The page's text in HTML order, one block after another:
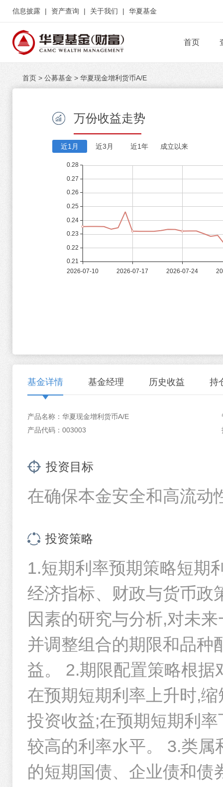
信息披露 | 资产查询 | 关于我们 | 华夏基金
首页
首页 > 公募基金 > 华夏现金增利货币A/E
万份收益走势
近1月 近3月 近1年 成立以来
基金详情 基金经理 历史收益 持
产品名称：华夏现金增利货币A/E
产品代码：003003
投资目标
在确保本金安全和高流动
投资策略
1.短期利率预期策略短期
经济指标、财政与货币政
因素的研究与分析,对未
并调整组合的期限和品种
益。 2.期限配置策略根
在预期短期利率上升时,
投资收益;在预期短期利
较高的利率水平。 3.类
的短期国债、企业债和债
邓子威 曲波
个人简介
职)、华夏天利货币市场基金基金经理(2020年6月4日起任职)
业存单AAA指数7天持有期证券投资基金基金经理(2022年5月
任期情况
基金经理 任期起
邓子威 2024-
管理基金
1.26%
七日年化
0.01元起 灵活存取
时间区间
今年以来
过去一月
过去半年
过去一年
过去三年
过去五年
成立以来
基金- 股票 -
债
其他 %
重仓股票
资产名称
重仓债券
债券名称
华夏现金增利证券投资基金2026年第二季度报告
华夏基金管理有限公司关于旗下部分货币市场基金场外基金份
1 2 3 4